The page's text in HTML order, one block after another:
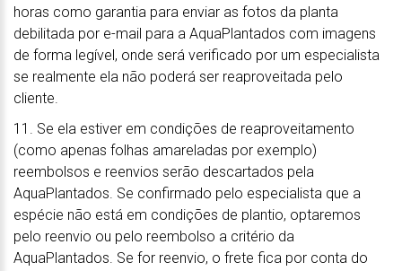
horas como garantia para enviar as fotos da planta
debilitada por e-mail para a AquaPlantados com imagens
de forma legível, onde será verificado por um especialista
se realmente ela não poderá ser reaproveitada pelo
cliente.
11. Se ela estiver em condições de reaproveitamento
(como apenas folhas amareladas por exemplo)
reembolsos e reenvios serão descartados pela
AquaPlantados. Se confirmado pelo especialista que a
espécie não está em condições de plantio, optaremos
pelo reenvio ou pelo reembolso a critério da
AquaPlantados. Se for reenvio, o frete fica por conta do